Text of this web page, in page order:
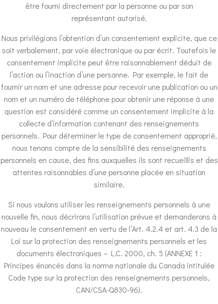
être fourni directement par la personne ou par son
représentant autorisé.
Nous privilégions l’obtention d’un consentement explicite, que ce
soit verbalement, par voie électronique ou par écrit. Toutefois le
consentement implicite peut être raisonnablement déduit de
l’action ou l’inaction d’une personne. Par exemple, le fait de
fournir un nom et une adresse pour recevoir une publication ou un
nom et un numéro de téléphone pour obtenir une réponse à une
question est considéré comme un consentement implicite à la
collecte d’information contenant des renseignements
personnels. Pour déterminer le type de consentement approprié,
nous tenons compte de la sensibilité des renseignements
personnels en cause, des fins auxquelles ils sont recueillis et des
attentes raisonnables d’une personne placée en situation
similaire.
Si nous voulons utiliser les renseignements personnels à une
nouvelle fin, nous décrirons l’utilisation prévue et demanderons à
nouveau le consentement en vertu de l’Art. 4.2.4 et art. 4.3 de la
Loi sur la protection des renseignements personnels et les
documents électroniques – L.C. 2000, ch. 5 (ANNEXE 1 :
Principes énoncés dans la norme nationale du Canada intitulée
Code type sur la protection des renseignements personnels,
CAN/CSA-Q830-96).